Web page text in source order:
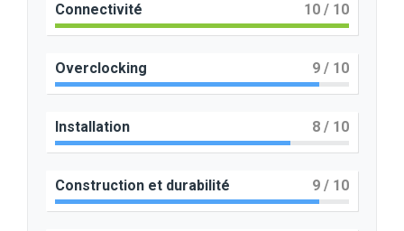
Connectivité 10 / 10
Overclocking 9 / 10
Installation 8 / 10
Construction et durabilité 9 / 10